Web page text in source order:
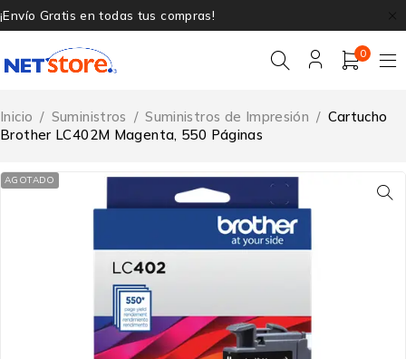
¡Envío Gratis en todas tus compras!
0
Inicio / Suministros / Suministros de Impresión / Cartucho
Brother LC402M Magenta, 550 Páginas
AGOTADO